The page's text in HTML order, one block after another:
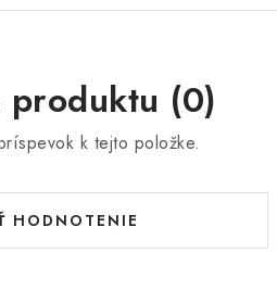
(0)
k tejto položke.
HODNOTENIE